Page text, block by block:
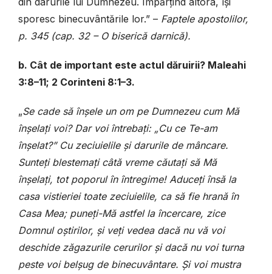
sporesc binecuvântările lor.” – Faptele apostolilor,
p. 345 (cap. 32 – O biserică darnică).
b. Cât de important este actul dăruirii? Maleahi
3:8–11; 2 Corinteni 8:1–3.
„Se cade să înșele un om pe Dumnezeu cum Mă
înșelați voi? Dar voi întrebați: „Cu ce Te-am
înșelat?” Cu zeciuielile și darurile de mâncare.
Sunteți blestemați câtă vreme căutați să Mă
înșelați, tot poporul în întregime! Aduceți însă la
casa vistieriei toate zeciuielile, ca să fie hrană în
Casa Mea; puneți-Mă astfel la încercare, zice
Domnul oștirilor, și veți vedea dacă nu vă voi
deschide zăgazurile cerurilor și dacă nu voi turna
peste voi belșug de binecuvântare. Și voi mustra